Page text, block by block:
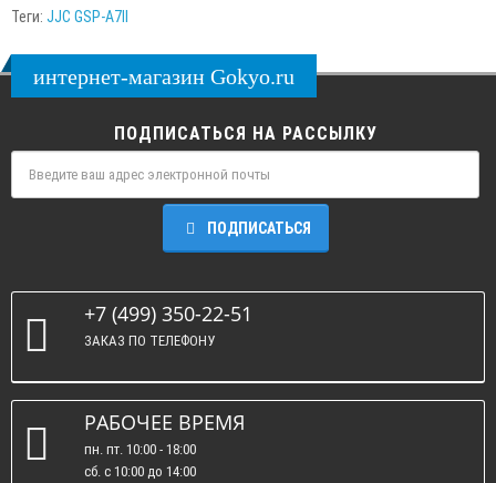
Теги: JJC GSP-A7II
интернет-магазин Gokyo.ru
ПОДПИСАТЬСЯ НА РАССЫЛКУ
ПОДПИСАТЬСЯ
+7 (499) 350-22-51
ЗАКАЗ ПО ТЕЛЕФОНУ
РАБОЧЕЕ ВРЕМЯ
пн. пт. 10:00 - 18:00
сб. c 10:00 до 14:00